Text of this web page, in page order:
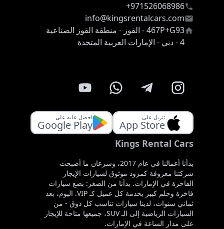
971526068986+
info@kingsrentalcars.com
467P+G93 - القوز - منطقة القوز الصناعية
4 - دبي - الإمارات العربية المتحدة
تنزيل على
App Store
احصل عليه على
Google Play
Kings Rental Cars
بدأنا أعمالنا في عام 2017، وسرعان ما أصبحت
شركتنا معروفة كمزود موثوق لسيارات الإيجار
الفاخرة في الإمارات. بدأنا من الصغر: بضع سيارات
فاخرة وحلم كبير بخدمة كل عميل كـ VIP. اليوم، بعد
ثماني سنوات، لدينا سيارات تناسب كل ذوق - من
السيارات الرياضية إلى الـ SUV، جميعها متاحة للإيجار
على مدار الساعة في الإمارات.